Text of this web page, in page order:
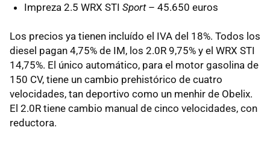
Impreza 2.5 WRX STI Sport– 45.650 euros
Los precios ya tienen incluído el IVA del 18%. Todos los
diesel pagan 4,75% de IM, los 2.0R 9,75% y el WRX STI
14,75%. El único automático, para el motor gasolina de
150 CV, tiene un cambio prehistórico de cuatro
velocidades, tan deportivo como un menhir de Obelix.
El 2.0R tiene cambio manual de cinco velocidades, con
reductora.